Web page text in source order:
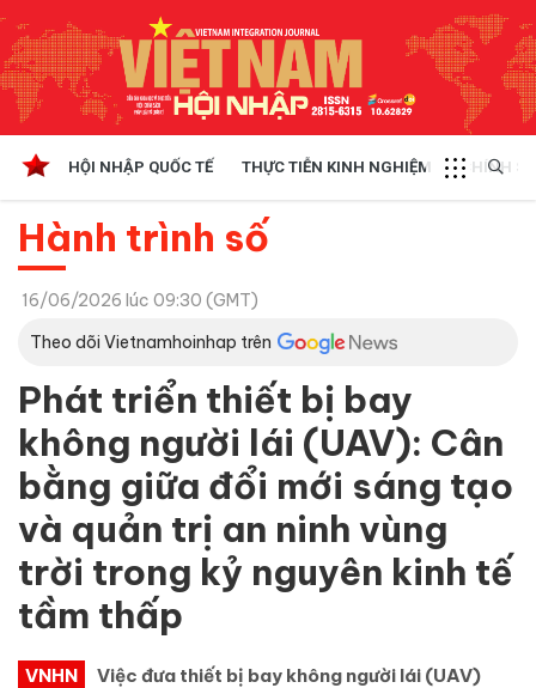
HỘI NHẬP QUỐC TẾ THỰC TIỄN KINH NGHIỆM CHÍNH
Hành trình số
16/06/2026 lúc 09:30 (GMT)
Theo dõi Vietnamhoinhap trên
Phát triển thiết bị bay
không người lái (UAV): Cân
bằng giữa đổi mới sáng tạo
và quản trị an ninh vùng
trời trong kỷ nguyên kinh tế
tầm thấp
VNHN
Việc đưa thiết bị bay không người lái (UAV)